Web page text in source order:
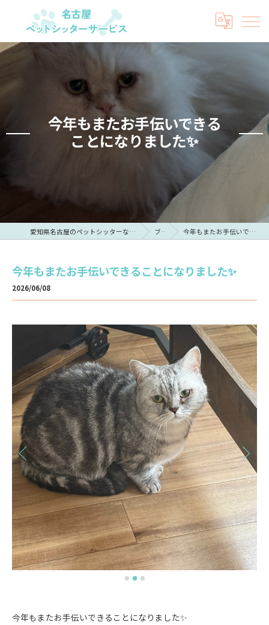
今年もまたお手伝いできる
ことになりました✨
愛知県名古屋のペットシッターなら名古屋ペットシッターサービス ブログ 今年もまたお手伝いできることになりました✨
今年もまたお手伝いできることになりました✨
2026/06/08
今年もまたお手伝いできることになりました✨